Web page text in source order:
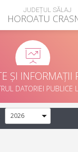
JUDEȚUL SĂLAJ
HOROATU
ȘI INFORMAȚII
DATORIEI PUBLICE